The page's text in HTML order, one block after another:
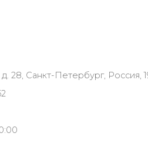
28, Санкт-Петербург, Россия,